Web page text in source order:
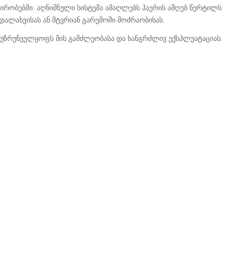
აღნიშნული სისტემა ამაღლებს ჰაერის ამღებ წერტილს
ან მტვრიან გარემოში მოძრაობისას.
მის გამძლეობასა და ხანგრძლივ ექსპლუატაციას.